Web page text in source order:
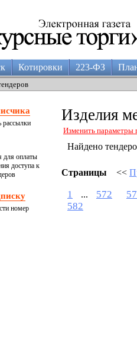
Котировки 223-ФЗ
рассылки
для оплаты
доступа к
номер
Изделия
Изменить параметры
Найдено
Страницы <<
1 ... 572
582